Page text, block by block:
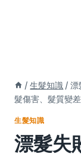
/ 生髮知識 / 漂
髮傷害、髮質變
生髮知識
漂髮失